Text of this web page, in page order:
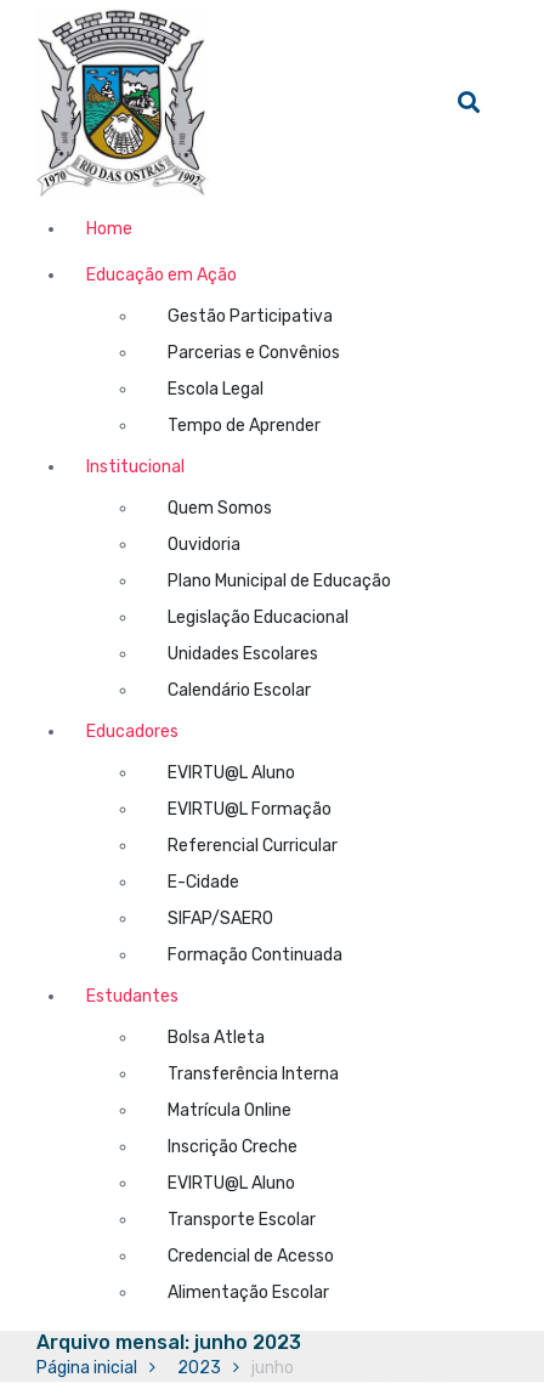
Home
Educação em Ação
Gestão Participativa
Parcerias e Convênios
Escola Legal
Tempo de Aprender
Institucional
Quem Somos
Ouvidoria
Plano Municipal de Educação
Legislação Educacional
Unidades Escolares
Calendário Escolar
Educadores
EVIRTU@L Aluno
EVIRTU@L Formação
Referencial Curricular
E-Cidade
SIFAP/SAERO
Formação Continuada
Estudantes
Bolsa Atleta
Transferência Interna
Matrícula Online
Inscrição Creche
EVIRTU@L Aluno
Transporte Escolar
Credencial de Acesso
Alimentação Escolar
Arquivo mensal: junho 2023
Página inicial 2023 junho